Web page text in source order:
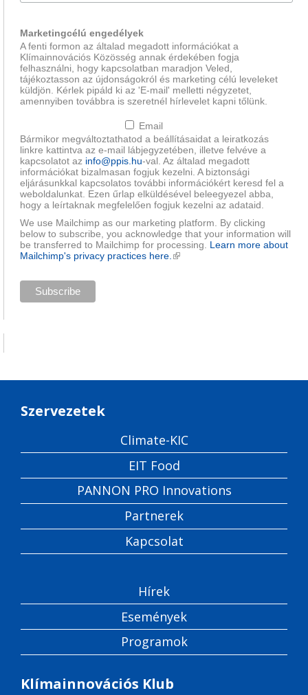
Marketingcélú engedélyek
A fenti formon az általad megadott információkat a
Klímainnovációs Közösség annak érdekében fogja
felhasználni, hogy kapcsolatban maradjon Veled,
tájékoztasson az újdonságokról és marketing célú leveleket
küldjön. Kérlek pipáld ki az 'E-mail' melletti négyzetet,
amennyiben továbbra is szeretnél hírlevelet kapni tőlünk.
Email
Bármikor megváltoztathatod a beállításaidat a leiratkozás
linkre kattintva az e-mail lábjegyzetében, illetve felvéve a
kapcsolatot az info@ppis.hu-val. Az általad megadott
információkat bizalmasan fogjuk kezelni. A biztonsági
eljárásunkkal kapcsolatos további információkért keresd fel a
weboldalunkat. Ezen űrlap elküldésével beleegyezel abba,
hogy a leírtaknak megfelelően fogjuk kezelni az adataid.
We use Mailchimp as our marketing platform. By clicking
below to subscribe, you acknowledge that your information will
be transferred to Mailchimp for processing. Learn more about
Mailchimp's privacy practices here. (külső hivatkozás)
Szervezetek
Climate-KIC
EIT Food
PANNON PRO Innovations
Partnerek
Kapcsolat
Hírek
Események
Programok
Klímainnovációs Klub